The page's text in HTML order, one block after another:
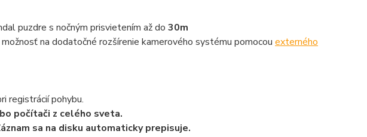
puzdre s nočným prisvietením až do 30m
na dodatočné rozšírenie kamerového systému pomocou externého
registrácií pohybu.
počítači z celého sveta.
sa na disku automaticky prepisuje.